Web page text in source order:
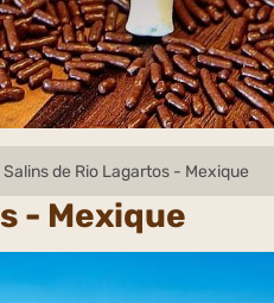
Salins de Rio Lagartos - Mexique
- Mexique